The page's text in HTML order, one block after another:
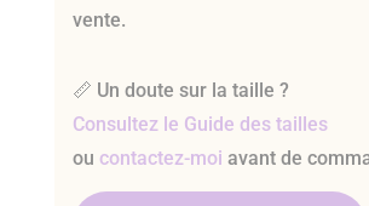
vente.
📏 Un doute sur la taille ?
Consultez le Guide des tailles
ou contactez-moi avant de